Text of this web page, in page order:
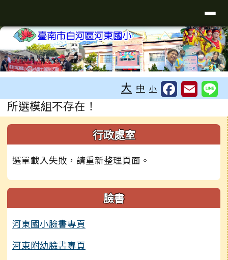
大 中 小
主內容區域
所選模組不存在！
左邊區域內容 行政處室
選單載入失敗，請重新整理頁面。
臉書
河東國小臉書專頁
河東附幼臉書專頁
頁尾區域